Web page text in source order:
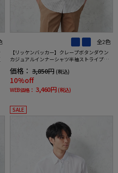
全2色
【リッケンバッカー】クレープボタンダウン
カジュアルインナーシャツ半袖ストライプ春
価格： 3,850円 (税込)
10%off
WEB価格： 3,460円 (税込)
SALE